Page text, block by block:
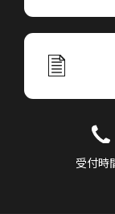
受付時